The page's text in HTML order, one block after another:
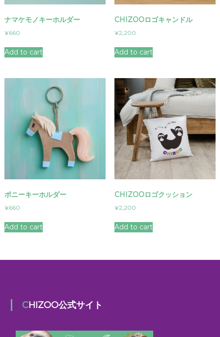
ナマケモノキーホルダー
¥660
Add to cart
CHIZOOロゴキャンドル
¥2,200
Add to cart
ポニーキーホルダー
¥660
Add to cart
CHIZOOロゴクッション
¥2,200
Add to cart
CHIZOO公式サイト